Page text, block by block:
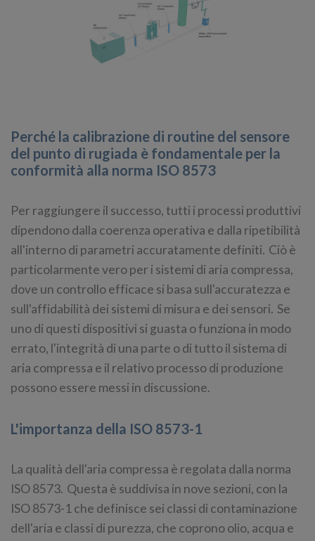
Perché la calibrazione di routine del sensore
del punto di rugiada è fondamentale per la
conformità alla norma ISO 8573
Per raggiungere il successo, tutti i processi produttivi
dipendono dalla coerenza operativa e dalla ripetibilità
all'interno di parametri accuratamente definiti. Ciò è
particolarmente vero per i sistemi di aria compressa,
dove un controllo efficace si basa sull'accuratezza e
sull'affidabilità dei sistemi di misura e dei sensori. Se
uno di questi dispositivi si guasta o funziona in modo
errato, l'integrità di una parte o di tutto il sistema di
aria compressa e il relativo processo di produzione
possono essere messi in discussione.
L'importanza della ISO 8573-1
La qualità dell'aria compressa è regolata dalla norma
ISO 8573. Questa è suddivisa in nove sezioni, con la
ISO 8573-1 che definisce sei classi di contaminazione
dell'aria e classi di purezza, che coprono olio, acqua e